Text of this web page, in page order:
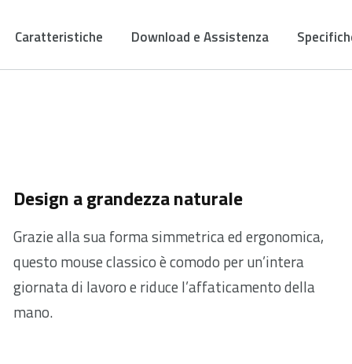
Caratteristiche Download e Assistenza
Design a grandezza naturale
Grazie alla sua forma simmetrica ed ergonomica,
questo mouse classico è comodo per un’intera
giornata di lavoro e riduce l’affaticamento della
mano.